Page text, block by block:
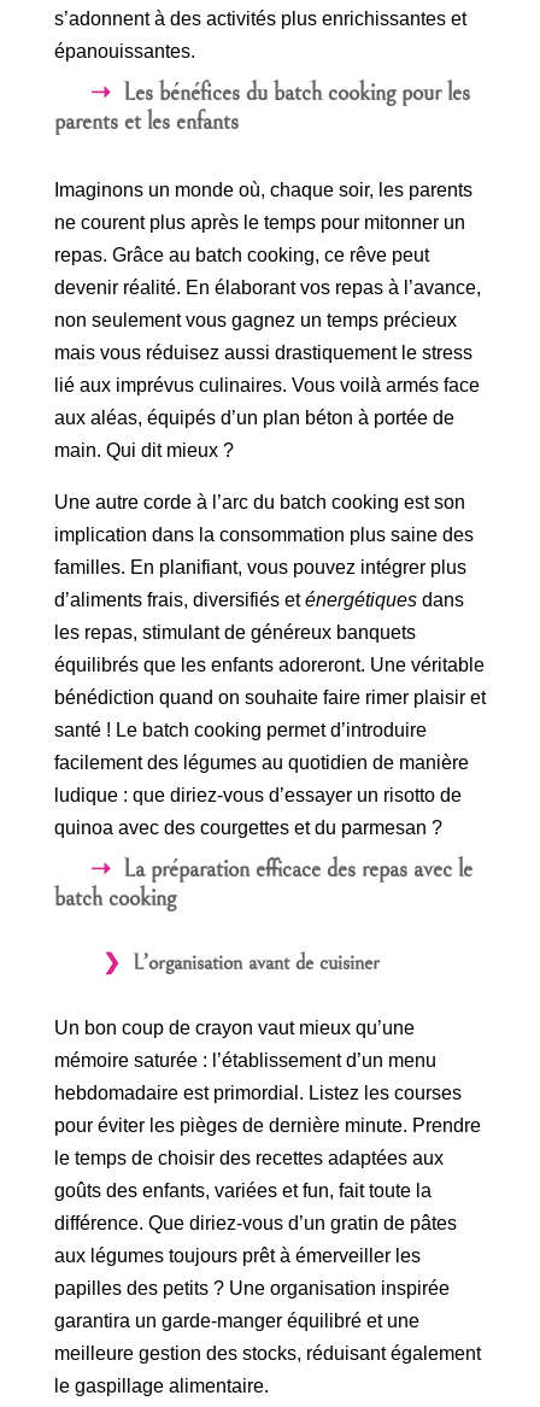
s’adonnent à des activités plus enrichissantes et
épanouissantes.
Les bénéfices du batch cooking pour les
parents et les enfants
Imaginons un monde où, chaque soir, les parents
ne courent plus après le temps pour mitonner un
repas. Grâce au batch cooking, ce rêve peut
devenir réalité. En élaborant vos repas à l’avance,
non seulement vous gagnez un temps précieux
mais vous réduisez aussi drastiquement le stress
lié aux imprévus culinaires. Vous voilà armés face
aux aléas, équipés d’un plan béton à portée de
main. Qui dit mieux ?
Une autre corde à l’arc du batch cooking est son
implication dans la consommation plus saine des
familles. En planifiant, vous pouvez intégrer plus
d’aliments frais, diversifiés eténergétiquesdans
les repas, stimulant de généreux banquets
équilibrés que les enfants adoreront. Une véritable
bénédiction quand on souhaite faire rimer plaisir et
santé ! Le batch cooking permet d’introduire
facilement des légumes au quotidien de manière
ludique : que diriez-vous d’essayer un risotto de
quinoa avec des courgettes et du parmesan ?
La préparation efficace des repas avec le
batch cooking
L’organisation avant de cuisiner
Un bon coup de crayon vaut mieux qu’une
mémoire saturée : l’établissement d’un menu
hebdomadaire est primordial. Listez les courses
pour éviter les pièges de dernière minute. Prendre
le temps de choisir des recettes adaptées aux
goûts des enfants, variées et fun, fait toute la
différence. Que diriez-vous d’un gratin de pâtes
aux légumes toujours prêt à émerveiller les
papilles des petits ? Une organisation inspirée
garantira un garde-manger équilibré et une
meilleure gestion des stocks, réduisant également
le gaspillage alimentaire.